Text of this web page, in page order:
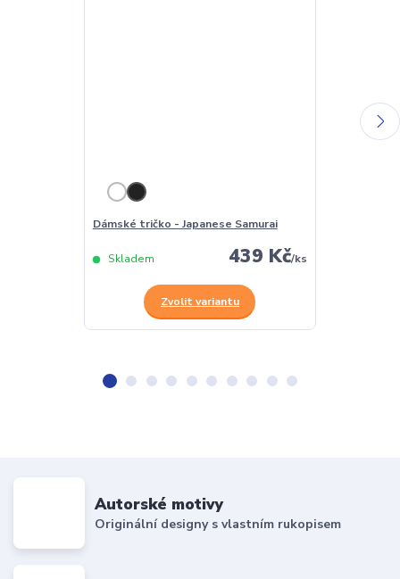
Dámské tričko - Japanese Samurai
439 Kč/ks
Skladem
Zvolit variantu
Autorské motivy
Originální designy s vlastním rukopisem